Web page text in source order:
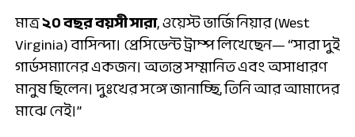
মাত্র২০ বছর বয়সী সারা, ওয়েস্ট ভার্জিনিয়ার (West
Virginia) বাসিন্দা। প্রেসিডেন্ট ট্রাম্প লিখেছেন— “সারা দুই
গার্ডসম্যানের একজন। অত্যন্ত সম্মানিত এবং অসাধারণ
মানুষ ছিলেন। দুঃখের সঙ্গে জানাচ্ছি, তিনি আর আমাদের
মাঝে নেই।”